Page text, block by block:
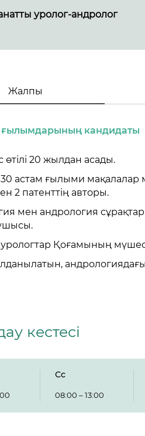
уролог-андролог
Жалпы
кандидаты
20 жылдан асады.
астам ғылыми
2 патенттің авторы.
мен андрология
урологтар Қоғамының
кестесі
Сc
08:00 – 13:00